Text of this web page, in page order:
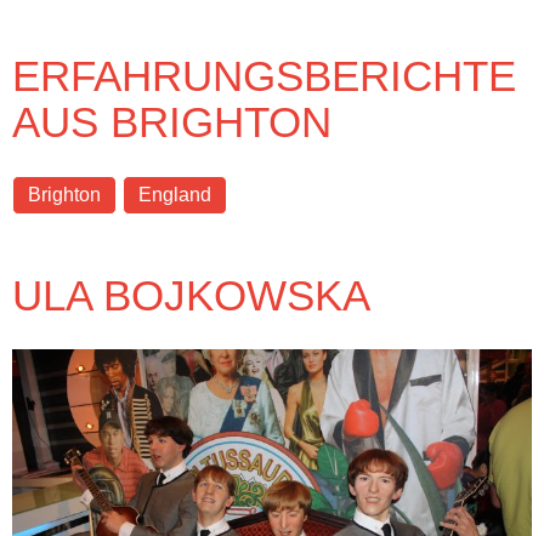
ERFAHRUNGSBERICHTE
AUS BRIGHTON
Brighton England
ULA BOJKOWSKA